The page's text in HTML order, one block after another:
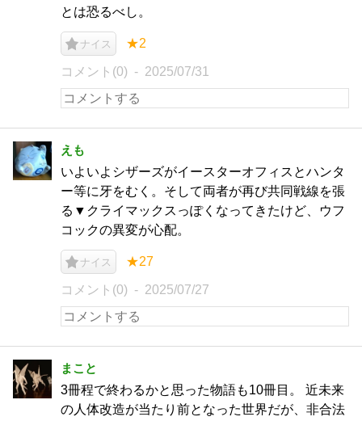
とは恐るべし。
ナイス ★2
コメント(0) 2025/07/31
えも
いよいよシザーズがイースターオフィスとハンタ
ー等に牙をむく。そして両者が再び共同戦線を張
る▼クライマックスっぽくなってきたけど、ウフ
コックの異変が心配。
ナイス ★27
コメント(0) 2025/07/27
まこと
3冊程で終わるかと思った物語も10冊目。 近未来
の人体改造が当たり前となった世界だが、非合法